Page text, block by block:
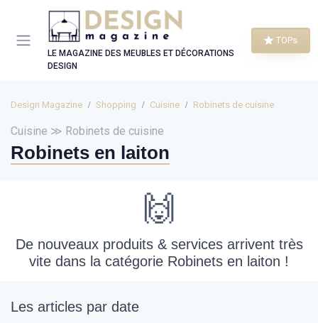
LE MAGAZINE DES MEUBLES ET DÉCORATIONS
DESIGN
TOPs
Design Magazine Shopping Cuisine Robinets de cuisine
Cuisine ≫ Robinets de cuisine
Robinets en laiton
🙌
De nouveaux produits & services arrivent très
vite dans la catégorie Robinets en laiton !
Les articles par date
Panneau de gestion des cookies